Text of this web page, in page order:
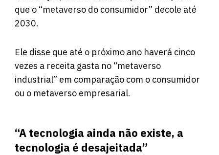
que o “metaverso do consumidor” decole até
2030.
Ele disse que até o próximo ano haverá cinco
vezes a receita gasta no “metaverso
industrial” em comparação com o consumidor
ou o metaverso empresarial.
“A tecnologia ainda não existe, a
tecnologia é desajeitada”